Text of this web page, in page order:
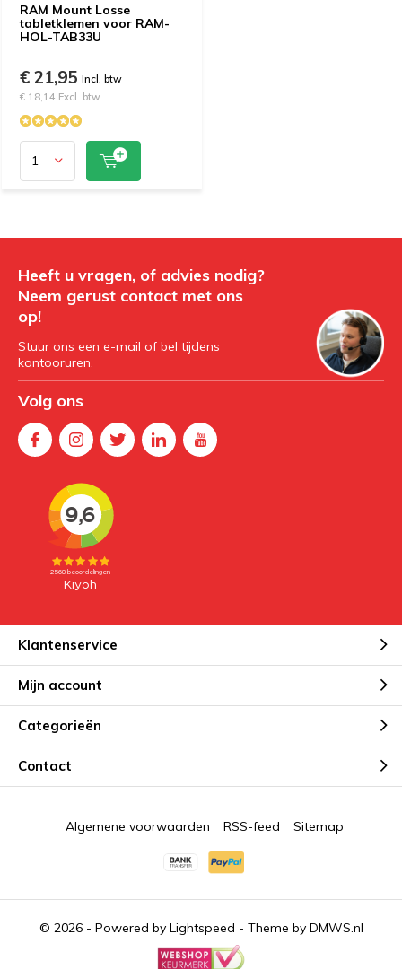
RAM Mount Losse
tabletklemen voor RAM-
HOL-TAB33U
€ 21,95 Incl. btw
€ 18,14 Excl. btw
Heeft u vragen, of advies nodig?
Neem gerust contact met ons
op!
Stuur ons een e-mail of bel tijdens
kantooruren.
Volg ons
Klantenservice
Mijn account
Categorieën
Contact
© 2026 - Powered by Lightspeed - Theme by DMWS.nl
Algemene voorwaarden RSS-feed Sitemap